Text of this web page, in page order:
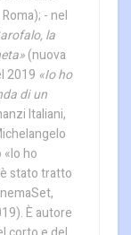
- nel
la
(nuova
2019 «Io ho
di un
Italiani,
ho
stato tratto
È autore